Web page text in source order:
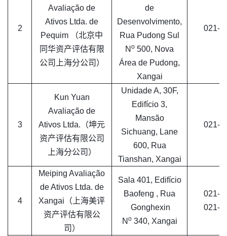
2
Avaliação de
Ativos Ltda. de
Pequim （北京中
同华资产评估有限
公司上海分公司）
de
Desenvolvimento,
Rua Pudong Sul
N o 500, Nova
Área de Pudong,
Xangai
021-
3
Kun Yuan
Avaliação de
Ativos Ltda.（坤元
资产评估有限公司
上海分公司）
Unidade A, 30F,
Edifício 3,
Mansão
Sichuang, Lane
600, Rua
Tianshan, Xangai
021-
4
Meiping Avaliação
de Ativos Ltda. de
Xangai（上海美评
资产评估有限公
司）
Sala 401, Edifício
Baofeng , Rua
Gonghexin
N o340, Xangai
021-
021-